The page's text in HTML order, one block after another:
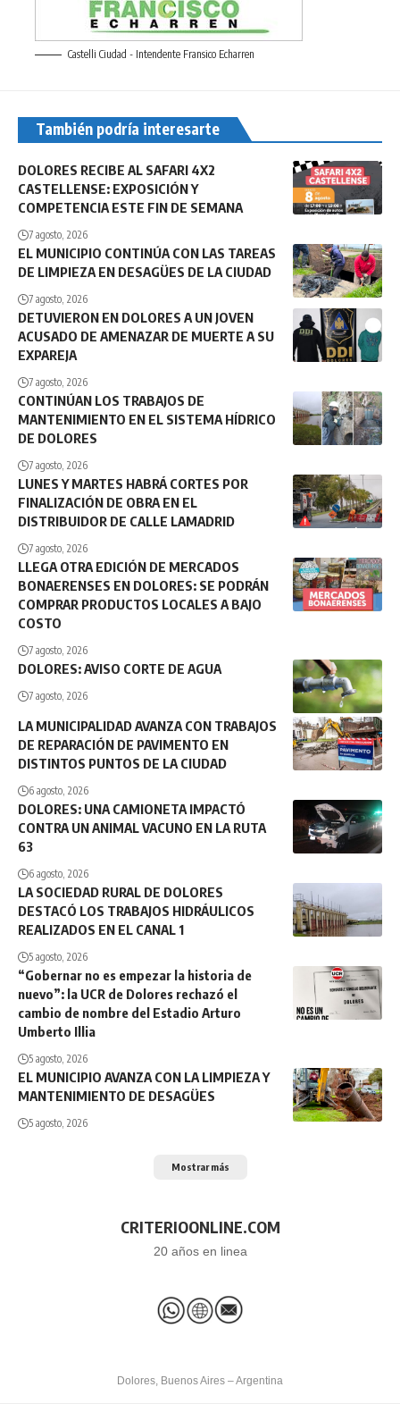
Castelli Ciudad - Intendente Fransico Echarren
También podría interesarte
DOLORES RECIBE AL SAFARI 4X2
CASTELLENSE: EXPOSICIÓN Y
COMPETENCIA ESTE FIN DE SEMANA
7 agosto, 2026
EL MUNICIPIO CONTINÚA CON LAS TAREAS
DE LIMPIEZA EN DESAGÜES DE LA CIUDAD
7 agosto, 2026
DETUVIERON EN DOLORES A UN JOVEN
ACUSADO DE AMENAZAR DE MUERTE A SU
EXPAREJA
7 agosto, 2026
CONTINÚAN LOS TRABAJOS DE
MANTENIMIENTO EN EL SISTEMA HÍDRICO
DE DOLORES
7 agosto, 2026
LUNES Y MARTES HABRÁ CORTES POR
FINALIZACIÓN DE OBRA EN EL
DISTRIBUIDOR DE CALLE LAMADRID
7 agosto, 2026
LLEGA OTRA EDICIÓN DE MERCADOS
BONAERENSES EN DOLORES: SE PODRÁN
COMPRAR PRODUCTOS LOCALES A BAJO
COSTO
7 agosto, 2026
DOLORES: AVISO CORTE DE AGUA
7 agosto, 2026
LA MUNICIPALIDAD AVANZA CON TRABAJOS
DE REPARACIÓN DE PAVIMENTO EN
DISTINTOS PUNTOS DE LA CIUDAD
6 agosto, 2026
DOLORES: UNA CAMIONETA IMPACTÓ
CONTRA UN ANIMAL VACUNO EN LA RUTA
63
6 agosto, 2026
LA SOCIEDAD RURAL DE DOLORES
DESTACÓ LOS TRABAJOS HIDRÁULICOS
REALIZADOS EN EL CANAL 1
5 agosto, 2026
“Gobernar no es empezar la historia de
nuevo”: la UCR de Dolores rechazó el
cambio de nombre del Estadio Arturo
Umberto Illia
5 agosto, 2026
EL MUNICIPIO AVANZA CON LA LIMPIEZA Y
MANTENIMIENTO DE DESAGÜES
5 agosto, 2026
Mostrar más
CRITERIOONLINE.COM
20 años en linea
Dolores, Buenos Aires – Argentina